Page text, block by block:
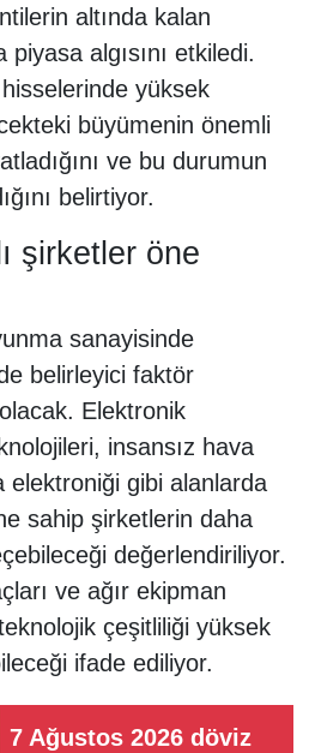
altında kalan
algısını etkiledi.
yüksek
büyümenin önemli
ve bu durumun
belirtiyor.
şirketler öne
sanayisinde
belirleyici faktör
Elektronik
insansız hava
elektroniği gibi alanlarda
sahip şirketlerin daha
değerlendiriliyor.
ve ağır ekipman
çeşitliliği yüksek
ifade ediliyor.
7 Ağustos 2026 döviz